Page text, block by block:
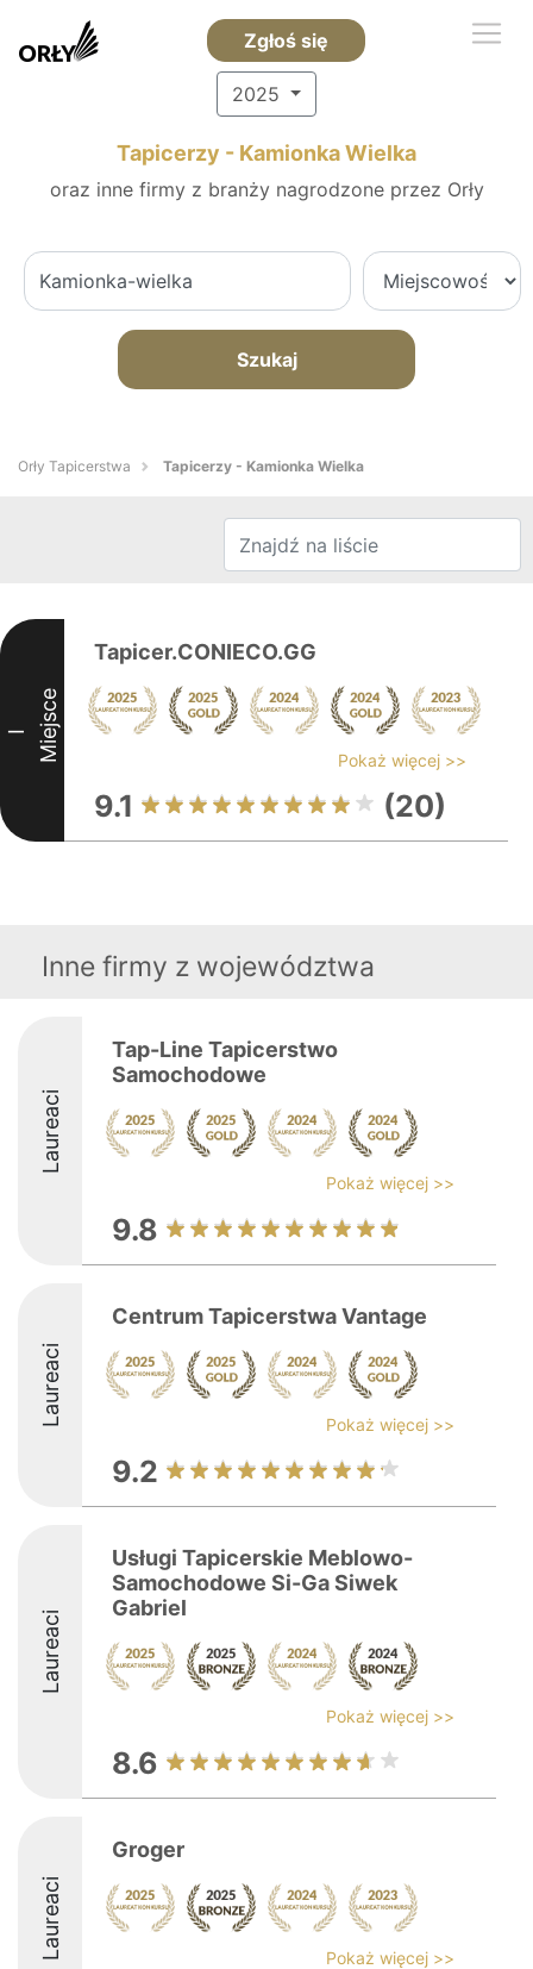
Zgłoś się
2025
Tapicerzy - Kamionka Wielka
oraz inne firmy z branży nagrodzone przez Orły
Szukaj
Orły Tapicerstwa Tapicerzy - Kamionka Wielka
I Miejsce
Tapicer.CONIECO.GG
Pokaż więcej >>
9.1 (20)
Inne firmy z województwa
Laureaci
Tap-Line Tapicerstwo
Samochodowe
Pokaż więcej >>
9.8
Laureaci
Centrum Tapicerstwa Vantage
Pokaż więcej >>
9.2
Laureaci
Usługi Tapicerskie Meblowo-
Samochodowe Si-Ga Siwek
Gabriel
Pokaż więcej >>
8.6
Laureaci
Groger
Pokaż więcej >>